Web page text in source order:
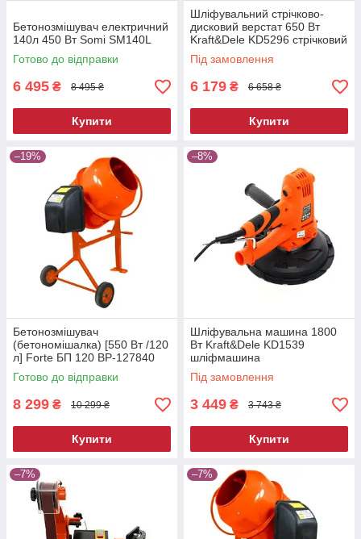
Бетонозмішувач електричний
140л 450 Вт Somi SM140L
Готово до відправки
6 495 ₴ 8 495 ₴
Купити
Шліфувальний стрічково-
дисковий верстат 650 Вт
Kraft&Dele KD5296 стрічковий
шліфувальний верстат
Під замовлення
6 179 ₴ 6 658 ₴
Купити
–19%
Бетонозмішувач
(бетономішалка) [550 Вт /120
л] Forte БП 120 BP-127840
Готово до відправки
8 299 ₴ 10 299 ₴
Купити
–8%
Шліфувальна машина 1800
Вт Kraft&Dele KD1539
шліфмашина
Під замовлення
3 449 ₴ 3 743 ₴
Купити
–7% –7%